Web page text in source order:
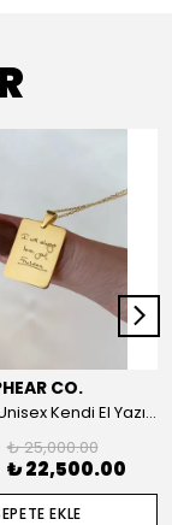
CO.
14K ALTIN | Unisex Kendi El Yazın ile İstediğini Yazdır Plaka Kolye
₺ 25,000.00
₺ 22,500.00
EKLE